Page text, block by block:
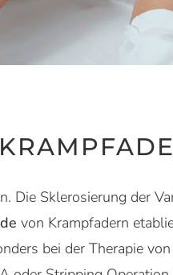
Die Sklerosierung der
von Krampfadern
bei der Therapie